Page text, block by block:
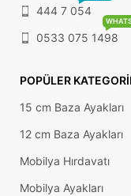
444 7 054
0533 075 1498
POPÜLER
15 cm Baza Ayakları
12 cm Baza Ayakları
Mobilya Hırdavatı
Mobilya Ayakları